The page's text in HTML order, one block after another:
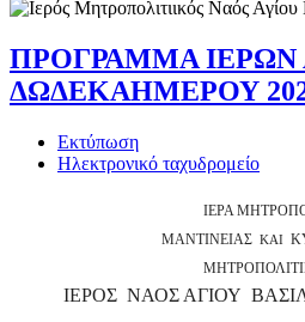
ΠΡΟΓΡΑΜΜΑ ΙΕΡΩΝ
ΔΩΔΕΚΑΗΜΕΡΟΥ
Εκτύπωση
Ηλεκτρονικό ταχυδρομείο
ΙΕΡΑ
ΜΑΝΤΙΝΕΙΑΣ ΚΑΙ
ΙΕΡΟΣ ΝΑΟΣ ΑΓΙΟΥ